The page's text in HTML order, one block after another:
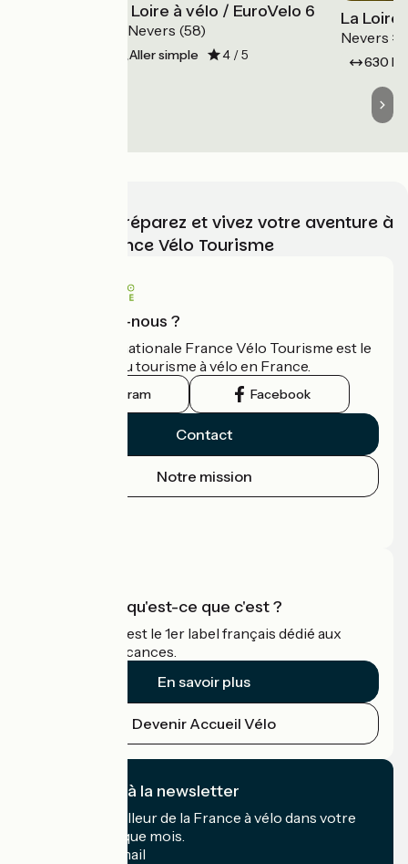
Entre Rhin et Loire à vélo / EuroVelo 6
Bâle (Suisse) > Nevers (58)
Aller simple 4 / 5
La Loire
Nevers >
630
Choisissez, préparez et vivez votre aventure à
vélo avec France Vélo Tourisme
Qui sommes-nous ?
L'association nationale France Vélo Tourisme est le
guide officiel du tourisme à vélo en France.
Instagram Facebook
Contact
Notre mission
Accueil Vélo qu'est-ce que c'est ?
Accueil Vélo c'est le 1er label français dédié aux
cyclistes en vacances.
En savoir plus
Devenir Accueil Vélo
Je m'abonne à la newsletter
Recevez le meilleur de la France à vélo dans votre
boîte mail chaque mois.
Mon adresse mail